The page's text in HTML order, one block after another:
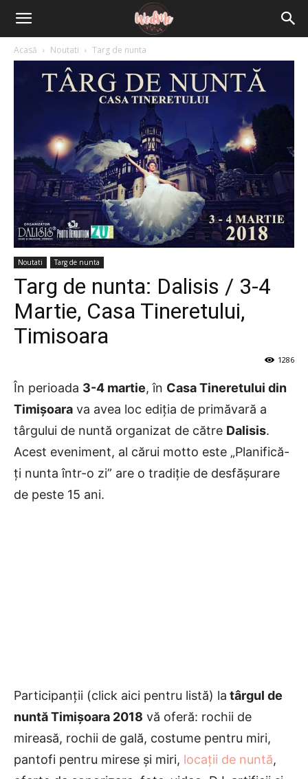
Acasă Noutati Targ de nunta
Noutati Targ de nunta
Targ de nunta: Dalisis / 3-4
Martie, Casa Tineretului,
Timisoara
1286
În perioada 3-4 martie, în Casa Tineretului din
Timișoara va avea loc ediția de primăvară a
târgului de nuntă organizat de către Dalisis.
Acest eveniment, al cărui motto este „Planifică-
ți nunta într-o zi” are o tradiție de desfășurare
de peste 15 ani.
Participanții (click aici pentru listă) la târgul de
nuntă Timișoara 2018 vă oferă: rochii de
mireasă, rochii de gală, costume pentru miri,
pantofi pentru mirese și miri, locații de nuntă,